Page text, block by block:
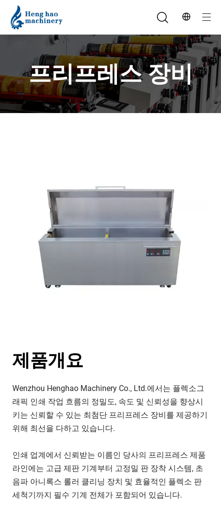
프리프레스 장비
제품개요
Wenzhou Henghao Machinery Co., Ltd.에서는 플렉소그
래픽 인쇄 작업 흐름의 정밀도, 속도 및 신뢰성을 향상시
키는 신뢰할 수 있는 최첨단 프리프레스 장비를 제공하기
위해 최선을 다하고 있습니다.
인쇄 업계에서 신뢰받는 이름인 당사의 프리프레스 제품
라인에는 고급 제판 기계부터 고정밀 판 장착 시스템, 초
음파 아니록스 롤러 클리닝 장치 및 효율적인 플렉소 판
세척기까지 필수 기계 전체가 포함되어 있습니다.